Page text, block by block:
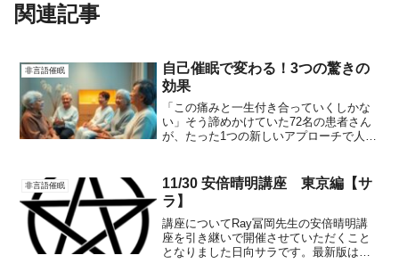
関連記事
非言語催眠
自己催眠で変わる！3つの驚きの
効果
「この痛みと一生付き合っていくしかな
い」そう諦めかけていた72名の患者さん
が、たった1つの新しいアプローチで人生
うとしています。医療現場で静かな革命
が起きているのです。...
非言語催眠
11/30 安倍晴明講座 東京編【サ
ラ】
講座についてRay冨岡先生の安倍晴明講
座を引き継いで開催させていただくこと
となりました日向サラです。最新版はシ